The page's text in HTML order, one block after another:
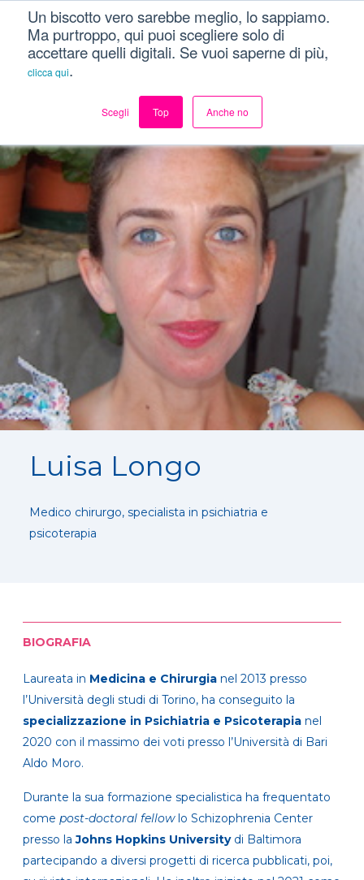
Un biscotto vero sarebbe meglio, lo sappiamo.
Ma purtroppo, qui puoi scegliere solo di
accettare quelli digitali. Se vuoi saperne di più,
clicca qui.
Scegli Top Anche no
Luisa Longo
Medico chirurgo, specialista in psichiatria e
psicoterapia
BIOGRAFIA
Laureata in Medicina e Chirurgia nel 2013 presso
l’Università degli studi di Torino, ha conseguito la
specializzazione in Psichiatria e Psicoterapia nel
2020 con il massimo dei voti presso l’Università di Bari
Aldo Moro.
Durante la sua formazione specialistica ha frequentato
come post-doctoral fellowlo Schizophrenia Center
presso laJohns Hopkins Universitydi Baltimora
partecipando a diversi progetti di ricerca pubblicati, poi,